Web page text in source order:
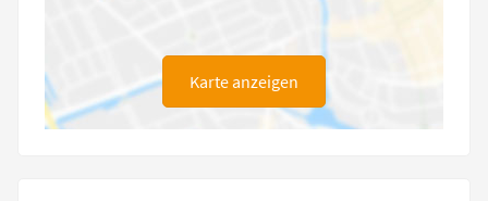
Karte anzeigen